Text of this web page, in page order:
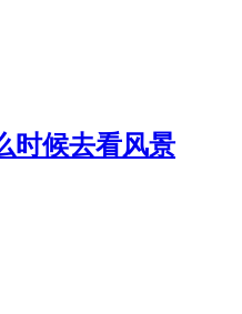
时候去看风景